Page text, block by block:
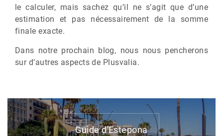
le calculer, mais sachez qu’il ne s’agit que d’une
estimation et pas nécessairement de la somme
finale exacte.
Dans notre prochain blog, nous nous pencherons
sur d’autres aspects de Plusvalia.
Guide d'Estepona